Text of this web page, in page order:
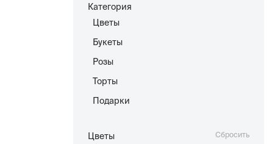
Категория
Цветы
Букеты
Розы
Торты
Подарки
Цветы Сбросить